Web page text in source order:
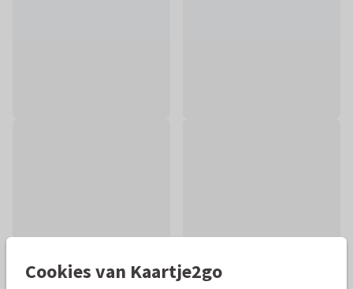
Cookies van Kaartje2go